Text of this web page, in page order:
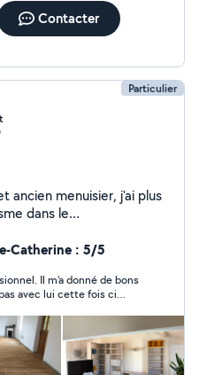
Contacter
Particulier
ancien menuisier, j'ai plus
dans le
pvc. Cordialement
Catherine : 5/5
Il m'a donné de bons
avec lui cette fois ci